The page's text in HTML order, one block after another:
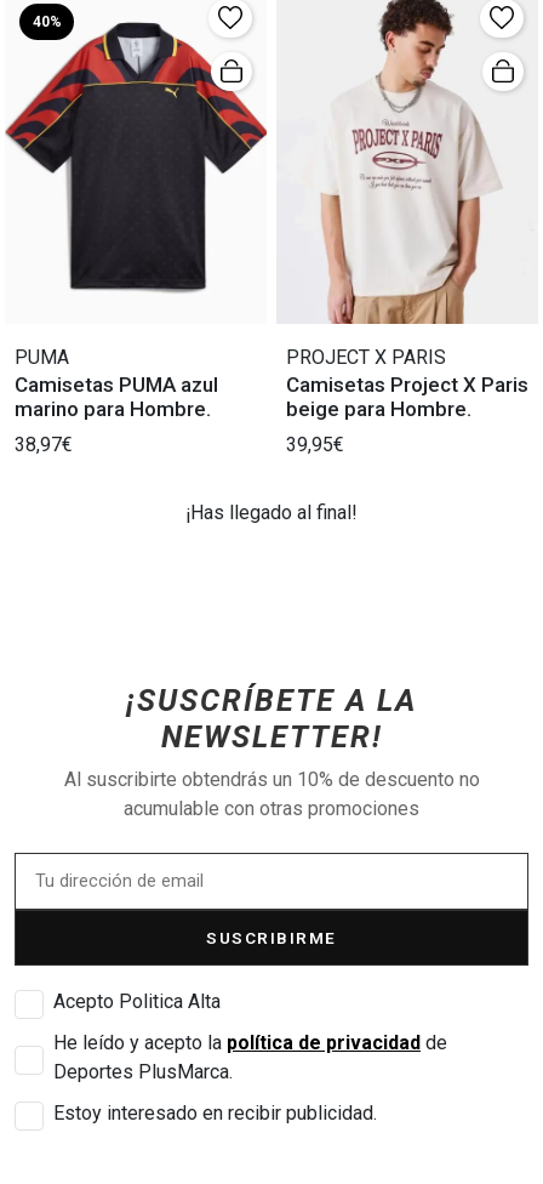
40%
PUMA
Camisetas PUMA azul
marino para Hombre.
38,97€
PROJECT X PARIS
Camisetas Project X Paris
beige para Hombre.
39,95€
¡Has llegado al final!
¡SUSCRÍBETE A LA
NEWSLETTER!
Al suscribirte obtendrás un 10% de descuento no
acumulable con otras promociones
SUSCRIBIRME
Acepto Politica Alta
He leído y acepto la política de privacidad de
Deportes PlusMarca.
Estoy interesado en recibir publicidad.